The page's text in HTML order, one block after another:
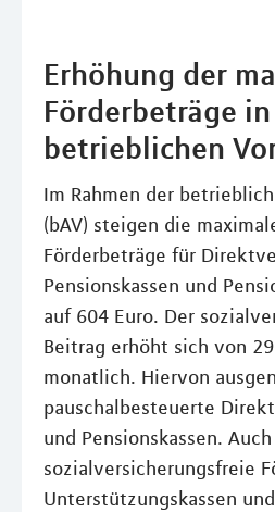
Erhöhung der
Förderbeträge
betrieblichen
Im Rahmen der
(bAV) steigen die
Förderbeträge für
Pensionskassen und
auf 604 Euro. Der
Beitrag erhöht sich von
monatlich. Hiervon
pauschalbesteuerte
und Pensionskassen.
sozialversicherungsfreie
Unterstützungskassen